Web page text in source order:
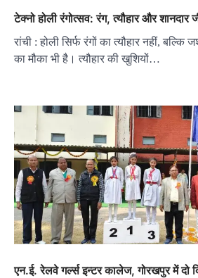
टेक्नो होली रंगोत्सव: रंग, त्यौहार और शानदार
रांची : होली सिर्फ रंगों का त्यौहार नहीं,
का मौका भी है। त्यौहार की खुशियों…
एन.ई. रेलवे गर्ल्स इन्टर कालेज, गोरखपुर में दो